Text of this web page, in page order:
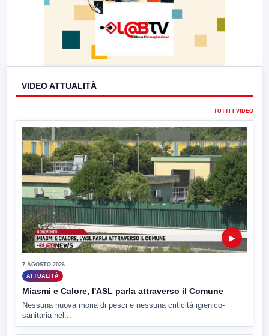
VIDEO ATTUALITÀ
TUTTI I VIDEO
▶
7 AGOSTO 2026
ATTUALITÀ
Miasmi e Calore, l'ASL parla attraverso il Comune
Nessuna nuova moria di pesci e nessuna criticità igienico-
sanitaria nel...